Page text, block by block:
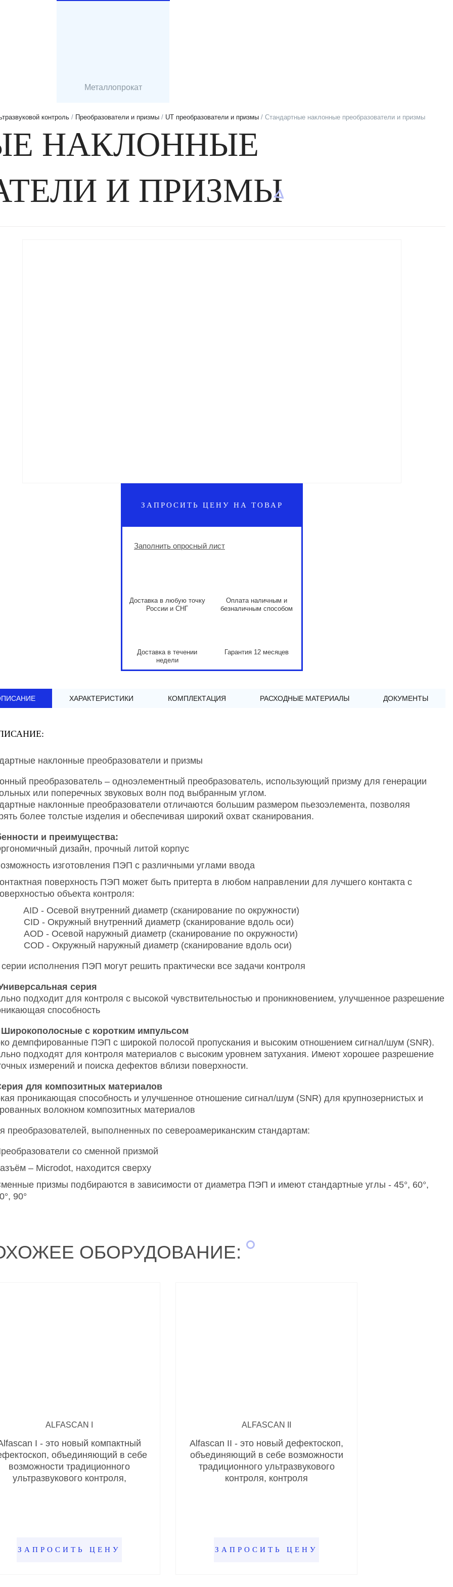
Металлопрокат
контроль / Преобразователи и призмы / UT преобразователи и призмы / Стандартные наклонные преобразователи и призмы
НАКЛОННЫЕ
И ПРИЗМЫ
ЗАПРОСИТЬ ЦЕНУ НА ТОВАР
Заполнить опросный лист
Доставка в любую точку
России и СНГ
Оплата наличным и
безналичным способом
Доставка в течении
недели
Гарантия 12 месяцев
ХАРАКТЕРИСТИКИ КОМПЛЕКТАЦИЯ РАСХОДНЫЕ МАТЕРИАЛЫ ДОКУМЕНТЫ
наклонные преобразователи и призмы
преобразователь – одноэлементный преобразователь, использующий призму для генерации
или поперечных звуковых волн под выбранным углом.
наклонные преобразователи отличаются большим размером пьезоэлемента, позволяя
более толстые изделия и обеспечивая широкий охват сканирования.
и преимущества:
дизайн, прочный литой корпус
изготовления ПЭП с различными углами ввода
поверхность ПЭП может быть притерта в любом направлении для лучшего контакта с
объекта контроля:
Осевой внутренний диаметр (сканирование по окружности)
Окружный внутренний диаметр (сканирование вдоль оси)
- Осевой наружный диаметр (сканирование по окружности)
- Окружный наружный диаметр (сканирование вдоль оси)
серии исполнения ПЭП могут решить практически все задачи контроля
серия
подходит для контроля с высокой чувствительностью и проникновением, улучшенное разрешение
способность
Широкополосные с коротким импульсом
демпфированные ПЭП с широкой полосой пропускания и высоким отношением сигнал/шум (SNR).
подходят для контроля материалов с высоким уровнем затухания. Имеют хорошее разрешение
измерений и поиска дефектов вблизи поверхности.
для композитных материалов
проникающая способность и улучшенное отношение сигнал/шум (SNR) для крупнозернистых и
волокном композитных материалов
преобразователей, выполненных по североамериканским стандартам:
со сменной призмой
– Microdot, находится сверху
призмы подбираются в зависимости от диаметра ПЭП и имеют стандартные углы - 45°, 60°,
90°
ОБОРУДОВАНИЕ:
ALFASCAN I
I - это новый компактный
объединяющий в себе
возможности традиционного
ультразвукового контроля,
ЗАПРОСИТЬ ЦЕНУ
ALFASCAN II
Alfascan II - это новый дефектоскоп,
объединяющий в себе возможности
традиционного ультразвукового
контроля, контроля
ЗАПРОСИТЬ ЦЕНУ